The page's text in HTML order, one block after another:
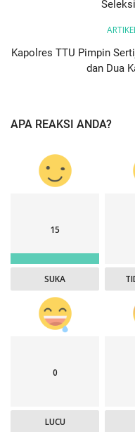
Kapolres TTU Pimpin
dan Dua
APA REAKSI ANDA?
15
SUKA
0
LUCU